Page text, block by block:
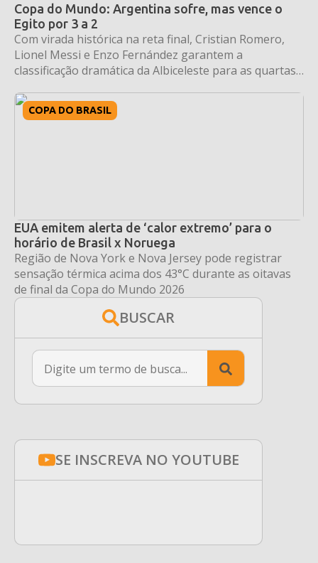
Copa do Mundo: Argentina sofre, mas vence o
Egito por 3 a 2
Com virada histórica na reta final, Cristian Romero,
Lionel Messi e Enzo Fernández garantem a
classificação dramática da Albiceleste para as quartas
COPA DO BRASIL
EUA emitem alerta de ‘calor extremo’ para o
horário de Brasil x Noruega
Região de Nova York e Nova Jersey pode registrar
sensação térmica acima dos 43°C durante as oitavas
de final da Copa do Mundo 2026
BUSCAR
Search
SE INSCREVA NO YOUTUBE